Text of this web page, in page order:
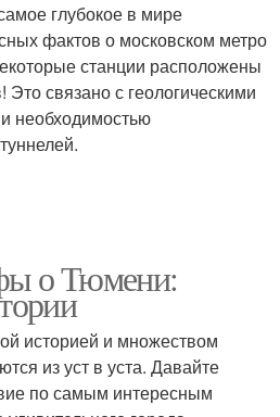
глубокое в мире
фактов о московском метро
станции расположены
Это связано с геологическими
необходимостью
о Тюмени:
историей и множеством
из уст в уста. Давайте
по самым интересным